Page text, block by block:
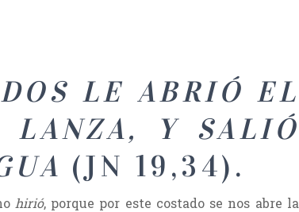
LE ABRIÓ EL
LANZA, Y SALIÓ
(JN 19,34).
hirió, porque por este costado se nos abre la